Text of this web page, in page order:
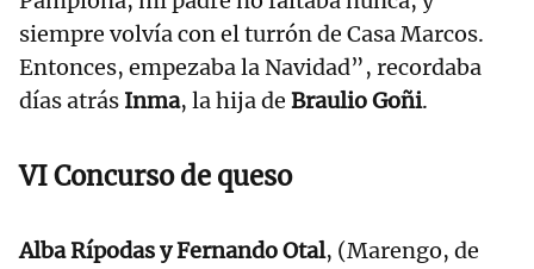
siempre volvía con el turrón de Casa Marcos.
Entonces, empezaba la Navidad”, recordaba
días atrás Inma, la hija de Braulio Goñi.
VI Concurso de queso
Alba Rípodas y Fernando Otal, (Marengo, de